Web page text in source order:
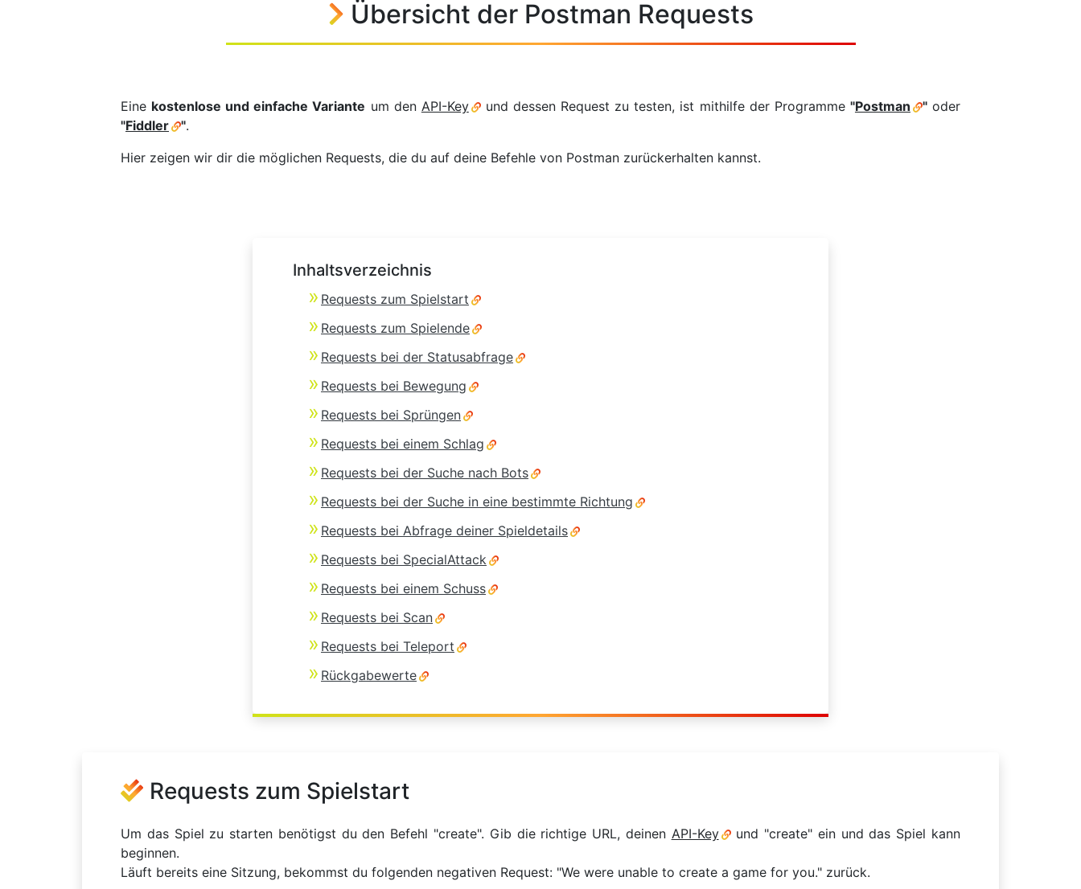
Übersicht der Postman Requests
Eine kostenlose und einfache Variante um den API-Key und dessen Request zu testen, ist mithilfe der Programme "Postman "oder
"Fiddler ".
Hier zeigen wir dir die möglichen Requests, die du auf deine Befehle von Postman zurückerhalten kannst.
Inhaltsverzeichnis
Requests zum Spielstart
Requests zum Spielende
Requests bei der Statusabfrage
Requests bei Bewegung
Requests bei Sprüngen
Requests bei einem Schlag
Requests bei der Suche nach Bots
Requests bei der Suche in eine bestimmte Richtung
Requests bei Abfrage deiner Spieldetails
Requests bei SpecialAttack
Requests bei einem Schuss
Requests bei Scan
Requests bei Teleport
Rückgabewerte
Requests zum Spielstart
Um das Spiel zu starten benötigst du den Befehl "create". Gib die richtige URL, deinen API-Key
und "create" ein und das Spiel kann
beginnen.
Läuft bereits eine Sitzung, bekommst du folgenden negativen Request: "We were unable to create a game for you." zurück.